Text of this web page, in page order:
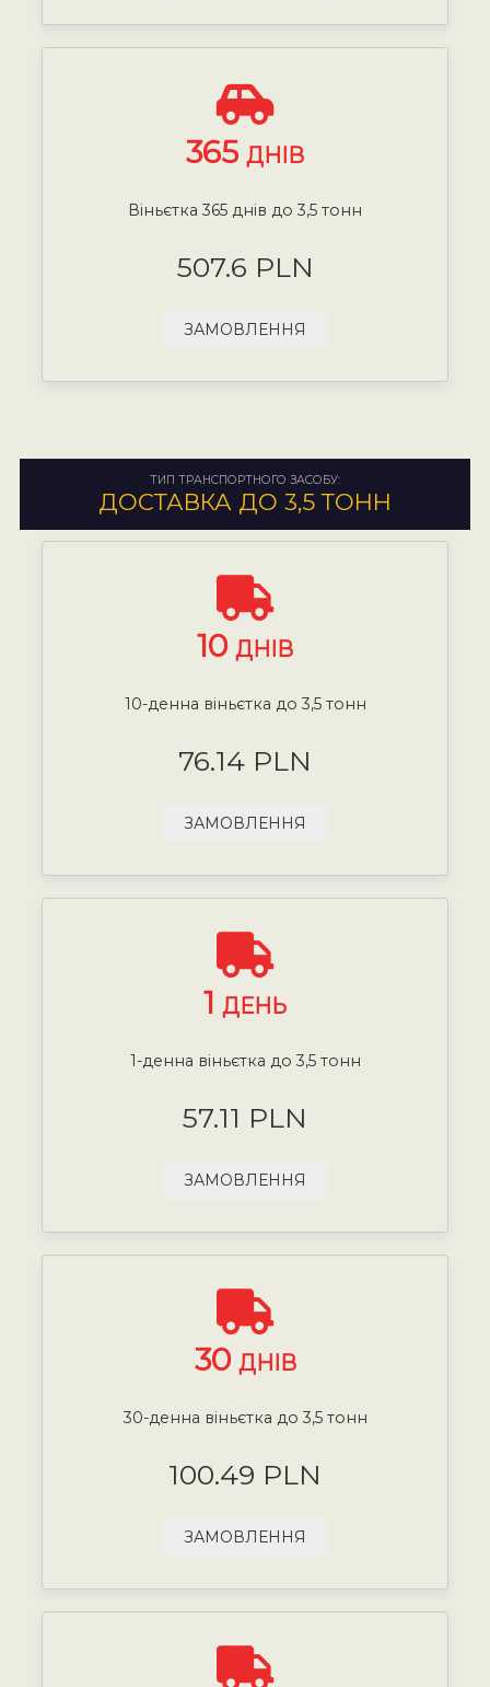
365 ДНІВ
Віньєтка 365 днів до 3,5 тонн
507.6 PLN
ЗАМОВЛЕННЯ
ТИП ТРАНСПОРТНОГО ЗАСОБУ:
ДОСТАВКА ДО 3,5 ТОНН
10 ДНІВ
10-денна віньєтка до 3,5 тонн
76.14 PLN
ЗАМОВЛЕННЯ
1 ДЕНЬ
1-денна віньєтка до 3,5 тонн
57.11 PLN
ЗАМОВЛЕННЯ
30 ДНІВ
30-денна віньєтка до 3,5 тонн
100.49 PLN
ЗАМОВЛЕННЯ